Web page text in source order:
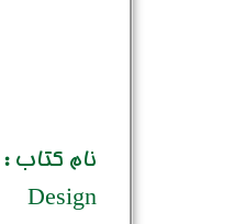
Design